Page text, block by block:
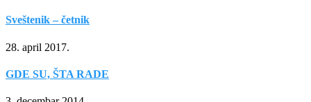
Sveštenik – četnik
28. april 2017.
GDE SU, ŠTA RADE